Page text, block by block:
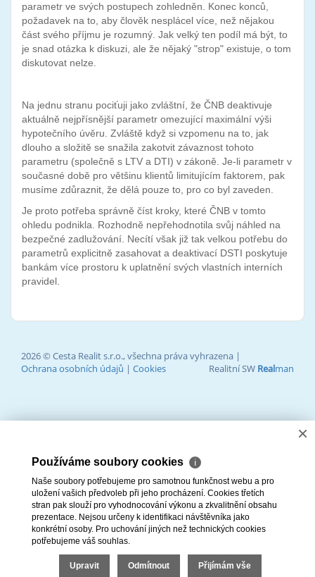
parametr ve svých postupech zohledněn. Konec konců,
požadavek na to, aby člověk nesplácel více, než nějakou
část svého příjmu je rozumný. Jak velký ten podíl má být, to
je snad otázka k diskuzi, ale že nějaký "strop" existuje, o tom
diskutovat nelze.
Na jednu stranu pociťuji jako zvláštní, že ČNB deaktivuje
aktuálně nejpřísnější parametr omezující maximální výši
hypotečního úvěru. Zvláště když si vzpomenu na to, jak
dlouho a složitě se snažila zakotvit závaznost tohoto
parametru (společně s LTV a DTI) v zákoně. Je-li parametr v
současné době pro většinu klientů limitujícím faktorem, pak
musíme zdůraznit, že dělá pouze to, pro co byl zaveden.
Je proto potřeba správně číst kroky, které ČNB v tomto
ohledu podnikla. Rozhodně nepřehodnotila svůj náhled na
bezpečné zadlužování. Necítí však již tak velkou potřebu do
parametrů explicitně zasahovat a deaktivací DSTI poskytuje
bankám více prostoru k uplatnění svých vlastních interních
pravidel.
2026 © Cesta Realit s.r.o., všechna práva vyhrazena |
Ochrana osobních údajů | Cookies Realitní SW Realman
×
Používáme soubory cookies ℹ
Naše soubory potřebujeme pro samotnou funkčnost webu a pro
uložení vašich předvoleb při jeho procházení. Cookies třetích
stran pak slouží pro vyhodnocování výkonu a zkvalitnění obsahu
prezentace. Nejsou určeny k identifikaci návštěvníka jako
konkrétní osoby. Pro uchování jiných než technických cookies
potřebujeme váš souhlas.
Upravit Odmítnout Přijímám vše